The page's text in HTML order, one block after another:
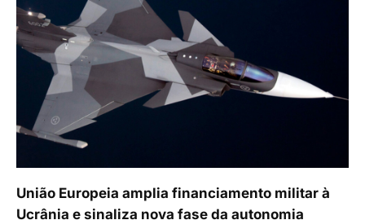
União Europeia amplia financiamento militar à
Ucrânia e sinaliza nova fase da autonomia